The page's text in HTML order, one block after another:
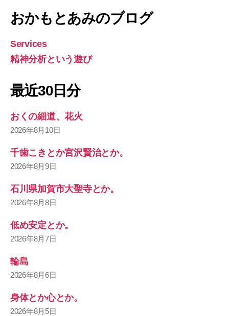
おかもとあみのブログ
Services
精神分析という遊び
最近30日分
おくの細道、花火
2026年8月10日
千歯こきとか宮沢賢治とか。
2026年8月9日
石川県加賀市大聖寺とか。
2026年8月8日
低め安定とか。
2026年8月7日
輪島
2026年8月6日
身体とか心とか。
2026年8月5日